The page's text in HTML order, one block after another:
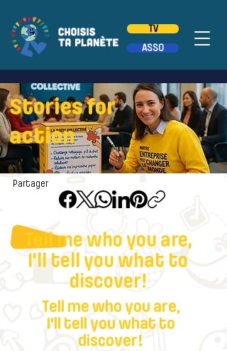
TV
ASSO
Stories for
action
Partager
Tell me who you are,
I'll tell you what to
discover!
Tell me who you are,
I'll tell you what to
discover!